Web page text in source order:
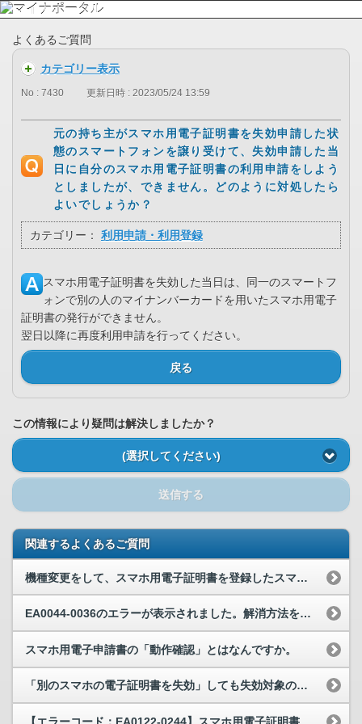
よくあるご質問
カテゴリー表示
No : 7430 更新日時 : 2023/05/24 13:59
元の持ち主がスマホ用電子証明書を失効申請した状
態のスマートフォンを譲り受けて、失効申請した当
日に自分のスマホ用電子証明書の利用申請をしよう
としましたが、できません。どのように対処したら
よいでしょうか？
カテゴリー： 利用申請・利用登録
スマホ用電子証明書を失効した当日は、同一のスマートフ
ォンで別の人のマイナンバーカードを用いたスマホ用電子
証明書の発行ができません。
翌日以降に再度利用申請を行ってください。
戻る
この情報により疑問は解決しましたか？
(選択してください)
送信する
関連するよくあるご質問
機種変更をして、スマホ用電子証明書を登録したスマートフォンを失効手続前に処分してしまいました。...
EA0044-0036のエラーが表示されました。解消方法を教えてください。
スマホ用電子申請書の「動作確認」とはなんですか。
「別のスマホの電子証明書を失効」しても失効対象のスマホ用電子証明書の削除されていません。どのよ...